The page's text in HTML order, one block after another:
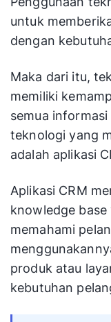
untuk
dengan
Maka dari itu,
memiliki
semua
teknologi yang
adalah aplikasi
Aplikasi CRM
knowledge
memahami
produk atau
kebutuhan